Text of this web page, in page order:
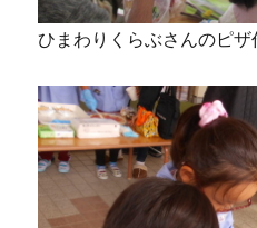
ひまわりくらぶさんのピ